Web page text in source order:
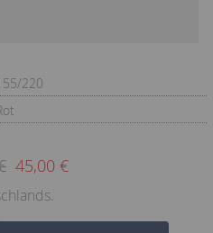
220
45,00 €